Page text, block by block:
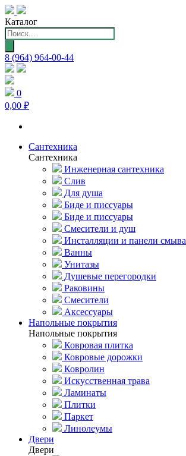
Каталог
Поиск
товаров
8 (964) 964-00-44
0
0,00 ₽
Сантехника
Сантехника
Инженерная сантехника
Слив
Для душа
Биде и писсуары
Биде и писсуары
Смесители и душ
Инсталляции и панели смыва
Ванны
Унитазы
Душевые перегородки
Раковины
Смесители
Аксессуары
Напольные покрытия
Напольные покрытия
Ковровая плитка
Ковровые дорожки
Ковролин
Искусственная трава
Ламинаты
Плитки
Паркет
Линолеумы
Двери
Двери